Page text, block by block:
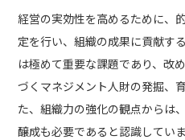
経営の実効性を高めるために、
定を行い、組織の成果に貢献す
は極めて重要な課題であり、改
づくマネジメント人財の発掘、
た、組織力の強化の観点からは
醸成も必要であると認識してい